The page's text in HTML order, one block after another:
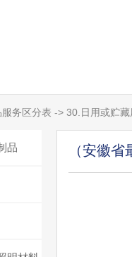
务区分表 -> 30.日用或贮
品 （安徽